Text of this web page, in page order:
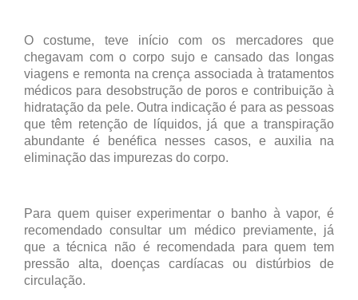
O costume, teve início com os mercadores que
chegavam com o corpo sujo e cansado das longas
viagens e remonta na crença associada à tratamentos
médicos para desobstrução de poros e contribuição à
hidratação da pele. Outra indicação é para as pessoas
que têm retenção de líquidos, já que a transpiração
abundante é benéfica nesses casos, e auxilia na
eliminação das impurezas do corpo.
Para quem quiser experimentar o banho à vapor, é
recomendado consultar um médico previamente, já
que a técnica não é recomendada para quem tem
pressão alta, doenças cardíacas ou distúrbios de
circulação.